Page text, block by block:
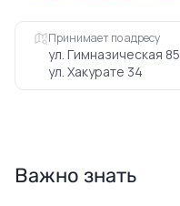
Принимает по адресу
ул. Гимназическая 85
ул. Хакурате 34
Важно знать